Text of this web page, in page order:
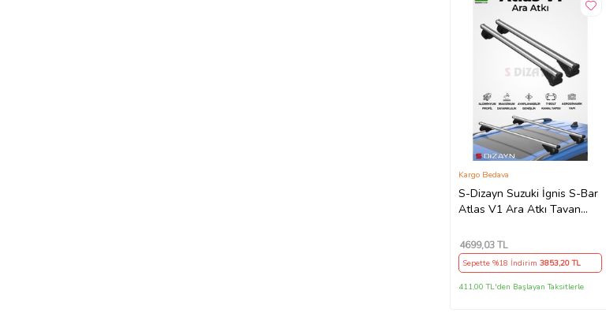
S-Dizayn Suzuki İgnis S-Bar
Atlas V1 Ara Atkı Tavan
2000-2005 A+ Kalite
Kargo Bedava
4699,03 TL
Sepette %18 İndirim3853,20 TL
411,00 TL'den Başlayan Taksitlerle